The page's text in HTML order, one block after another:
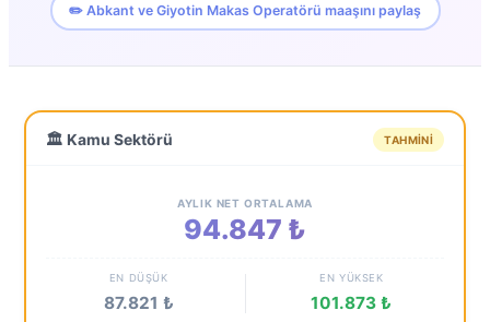
✏️ Abkant ve Giyotin Makas Operatörü maaşını paylaş
🏛️ Kamu Sektörü TAHMINI
AYLIK NET ORTALAMA
94.847 ₺
EN DÜŞÜK
87.821 ₺
EN YÜKSEK
101.873 ₺